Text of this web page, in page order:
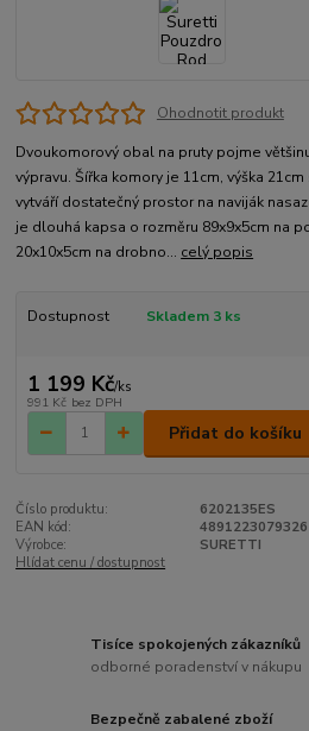
Ohodnotit produkt
Dvoukomorový obal na pruty pojme
výpravu. Šířka komory je 11cm, výška
vytváří dostatečný prostor na naviják
je dlouhá kapsa o rozměru 89x9x5cm na
20x10x5cm na drobno... celý popis
Dostupnost Skladem 3 ks
1 199 Kč/ks
991 Kč bez DPH
Přidat do košíku
Číslo produktu:
6202135ES
EAN kód:
4891223079326
Výrobce:
SURETTI
Hlídat cenu / dostupnost
Tisíce spokojených zákazníků
odborné poradenství v nákupu
Bezpečně zabalené zboží